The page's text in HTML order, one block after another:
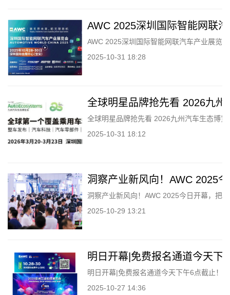
AWC 2025深圳国际智能网联
AWC 2025深圳国际智能网联汽车产业展览
2025-10-31 18:28
全球明星品牌抢先看 2026九
全球明星品牌抢先看 2026九州汽车生态博
2025-10-31 18:12
洞察产业新风向！AWC 2025
洞察产业新风向！AWC 2025今日开幕，把
2025-10-29 13:21
明日开幕|免费报名通道今天下
明日开幕|免费报名通道今天下午6点截止！
2025-10-27 14:36